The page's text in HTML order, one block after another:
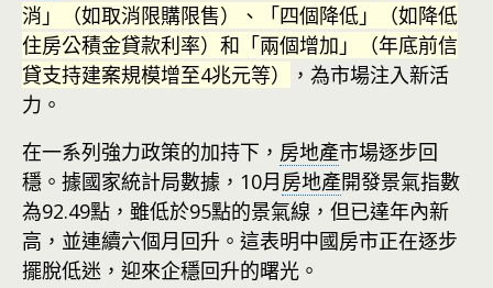
消」（如取消限購限售）、「四個降低」（如降低
住房公積金貸款利率）和「兩個增加」（年底前信
貸支持建案規模增至4兆元等）
，為市場注入新活
力。
在一系列強力政策的加持下， 房地產市場逐步回
穩。據國家統計局數據，10月房地產開發景氣指數
為92.49點，雖低於95點的景氣線，但已達年內新
高，並連續六個月回升。這表明中國房市正在逐步
擺脫低迷，迎來企穩回升的曙光。